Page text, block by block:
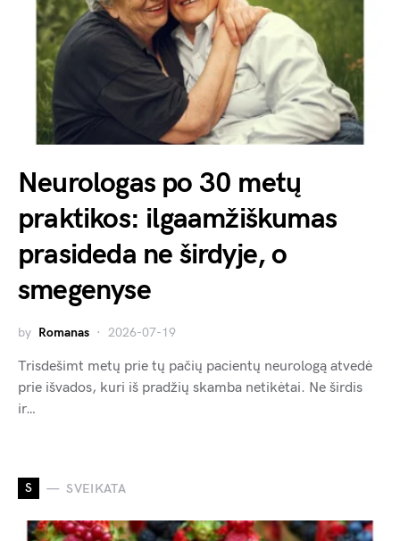
Neurologas po 30 metų
praktikos: ilgaamžiškumas
prasideda ne širdyje, o
smegenyse
by Romanas 2026-07-19
Trisdešimt metų prie tų pačių pacientų neurologą atvedė
prie išvados, kuri iš pradžių skamba netikėtai. Ne širdis
ir…
S SVEIKATA